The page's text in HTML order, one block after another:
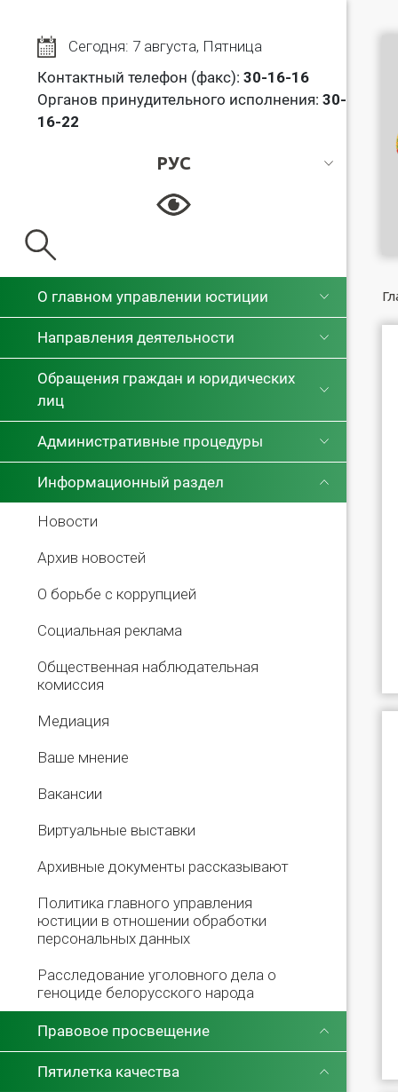
Сегодня: 7 августа, Пятница
Контактный телефон (факс): 30-16-16
Органов принудительного исполнения: 30-
16-22
РУС
РУС
О главном управлении юстиции
Направления деятельности
Обращения граждан и юридических
лиц
Административные процедуры
Информационный раздел
Новости
Архив новостей
О борьбе с коррупцией
Социальная реклама
Общественная наблюдательная
комиссия
Медиация
Ваше мнение
Вакансии
Виртуальные выставки
Архивные документы рассказывают
Политика главного управления
юстиции в отношении обработки
персональных данных
Расследование уголовного дела о
геноциде белорусского народа
Правовое просвещение
Пятилетка качества